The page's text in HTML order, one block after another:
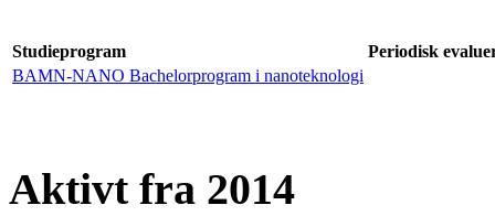
Studieprogram
Periodisk
BAMN-NANO Bachelorprogram i nanoteknologi
Aktivt fra 2014